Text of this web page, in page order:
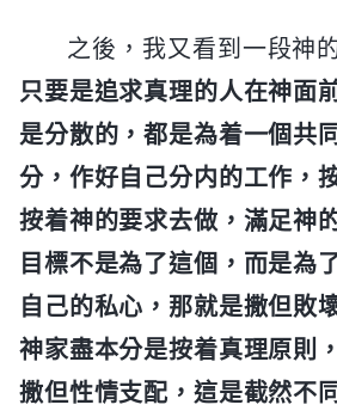
之後，我又看到一段神
只要是追求真理的人在神面
是分散的，都是為着一個共
分，作好自己分内的工作，
按着神的要求去做，滿足神
目標不是為了這個，而是為
自己的私心，那就是撒但敗
神家盡本分是按着真理原則
撒但性情支配，這是截然不